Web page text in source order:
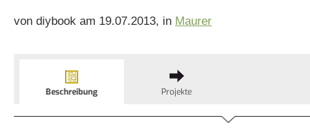
von diybook am 19.07.2013, in Maurer
Beschreibung Projekte